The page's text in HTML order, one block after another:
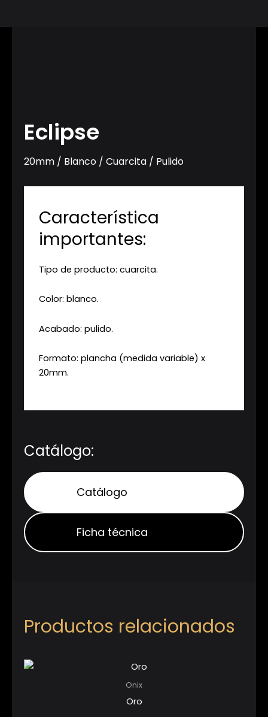
Eclipse
20mm / Blanco / Cuarcita / Pulido
Característica
importantes:
Tipo de producto: cuarcita.
Color: blanco.
Acabado: pulido.
Formato: plancha (medida variable) x
20mm.
Catálogo:
Catálogo
Ficha técnica
Productos relacionados
Onix
Oro